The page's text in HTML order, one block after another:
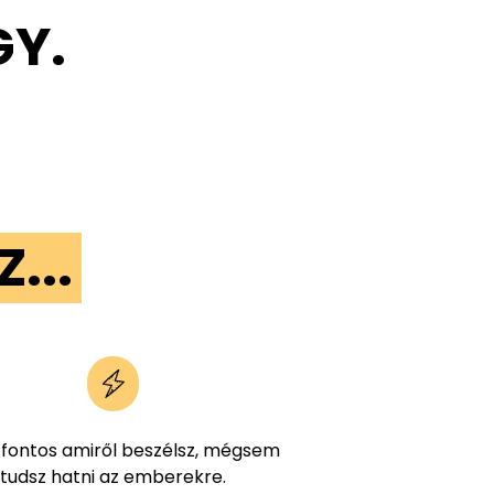
amiről beszélsz, mégsem
tudsz hatni az emberekre.